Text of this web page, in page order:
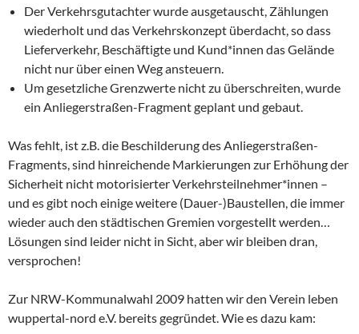
Der Verkehrsgutachter wurde ausgetauscht, Zählungen
wiederholt und das Verkehrskonzept überdacht, so dass
Lieferverkehr, Beschäftigte und Kund*innen das Gelände
nicht nur über einen Weg ansteuern.
Um gesetzliche Grenzwerte nicht zu überschreiten, wurde
ein Anliegerstraßen-Fragment geplant und gebaut.
Was fehlt, ist z.B. die Beschilderung des Anliegerstraßen-
Fragments, sind hinreichende Markierungen zur Erhöhung der
Sicherheit nicht motorisierter Verkehrsteilnehmer*innen –
und es gibt noch einige weitere (Dauer-)Baustellen, die immer
wieder auch den städtischen Gremien vorgestellt werden…
Lösungen sind leider nicht in Sicht, aber wir bleiben dran,
versprochen!
Zur NRW-Kommunalwahl 2009 hatten wir den Verein leben
wuppertal-nord e.V. bereits gegründet. Wie es dazu kam: